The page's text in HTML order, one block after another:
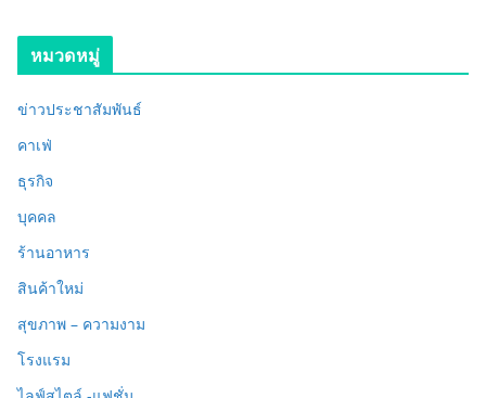
หมวดหมู่
ข่าวประชาสัมพันธ์
คาเฟ่
ธุรกิจ
บุคคล
ร้านอาหาร
สินค้าใหม่
สุขภาพ – ความงาม
โรงแรม